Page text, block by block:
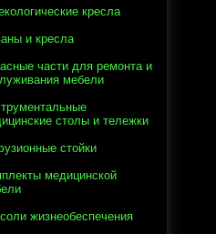
кресла
и кресла
части для ремонта и
мебели
столы и тележки
стойки
медицинской
жизнеобеспечения